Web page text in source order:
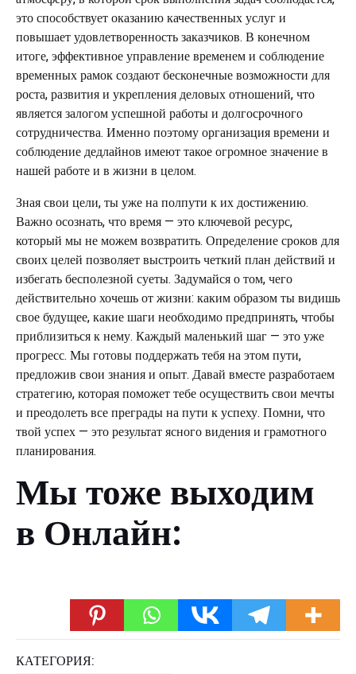
это способствует оказанию качественных услуг и
повышает удовлетворенность заказчиков. В конечном
итоге, эффективное управление временем и соблюдение
временных рамок создают бесконечные возможности для
роста, развития и укрепления деловых отношений, что
является залогом успешной работы и долгосрочного
сотрудничества. Именно поэтому организация времени и
соблюдение дедлайнов имеют такое огромное значение в
нашей работе и в жизни в целом.
Зная свои цели, ты уже на полпути к их достижению.
Важно осознать, что время — это ключевой ресурс,
который мы не можем возвратить. Определение сроков для
своих целей позволяет выстроить четкий план действий и
избегать бесполезной суеты. Задумайся о том, чего
действительно хочешь от жизни: каким образом ты видишь
свое будущее, какие шаги необходимо предпринять, чтобы
приблизиться к нему. Каждый маленький шаг — это уже
прогресс. Мы готовы поддержать тебя на этом пути,
предложив свои знания и опыт. Давай вместе разработаем
стратегию, которая поможет тебе осуществить свои мечты
и преодолеть все преграды на пути к успеху. Помни, что
твой успех — это результат ясного видения и грамотного
планирования.
Мы тоже выходим
в Онлайн:
КАТЕГОРИЯ: